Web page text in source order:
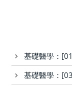
基礎醫學：
基礎醫學：